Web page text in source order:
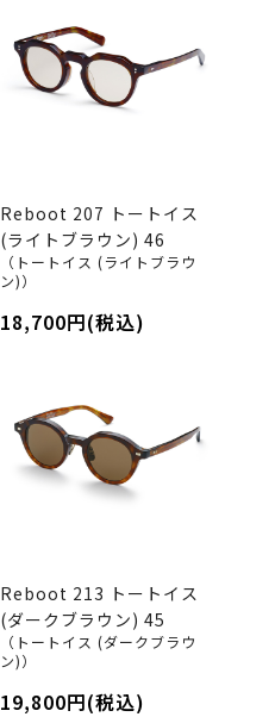
Reboot 207 トートイス
(ライトブラウン) 46
（トートイス (ライトブラウ
ン)）
18,700円(税込)
Reboot 213 トートイス
(ダークブラウン) 45
（トートイス (ダークブラウ
ン)）
19,800円(税込)